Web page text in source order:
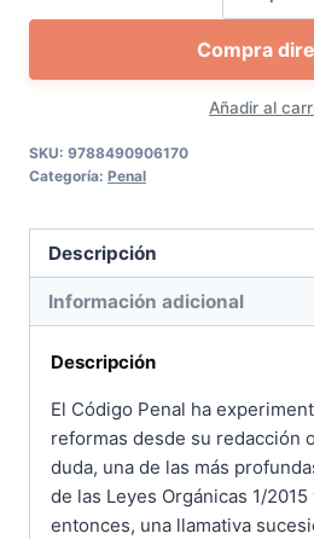
Añadir al
Compra
SKU: 9788490906170
Categoría: Penal
Descripción
Información adicional
Descripción
El Código Penal ha
reformas desde su redacción
duda, una de las más
de las Leyes Orgánicas 1/
entonces, una llamativa